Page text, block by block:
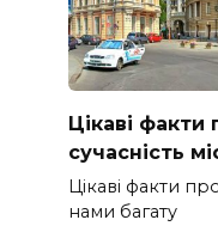
Цікаві факти
сучасність
Цікаві факти
нами багату